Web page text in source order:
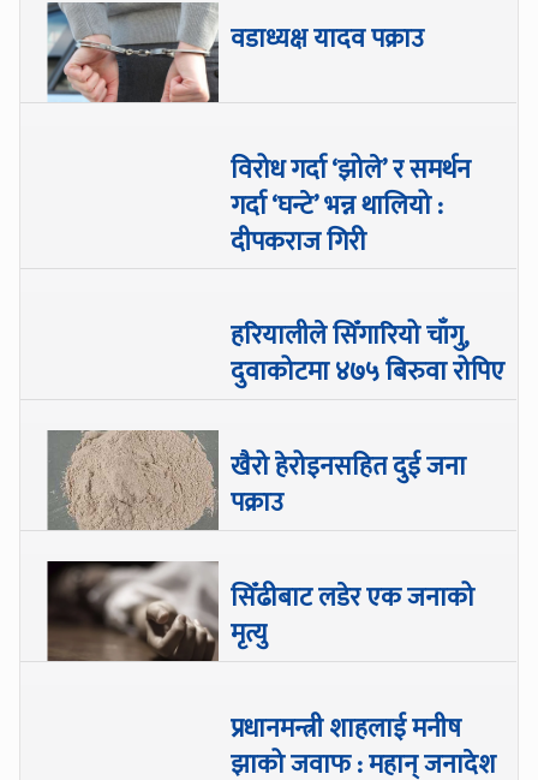
वडाध्यक्ष यादव पक्राउ
विरोध गर्दा ‘झोले’ र समर्थन
गर्दा ‘घन्टे’ भन्न थालियो :
दीपकराज गिरी
हरियालीले सिँगारियो चाँगु,
दुवाकोटमा ४७५ बिरुवा रोपिए
खैरो हेरोइनसहित दुई जना
पक्राउ
सिँढीबाट लडेर एक जनाको
मृत्यु
प्रधानमन्त्री शाहलाई मनीष
झाको जवाफ : महान् जनादेश